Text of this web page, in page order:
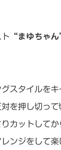
“まゆちゃ
グスタイルを
を押し切っ
カットして
ンジをして楽